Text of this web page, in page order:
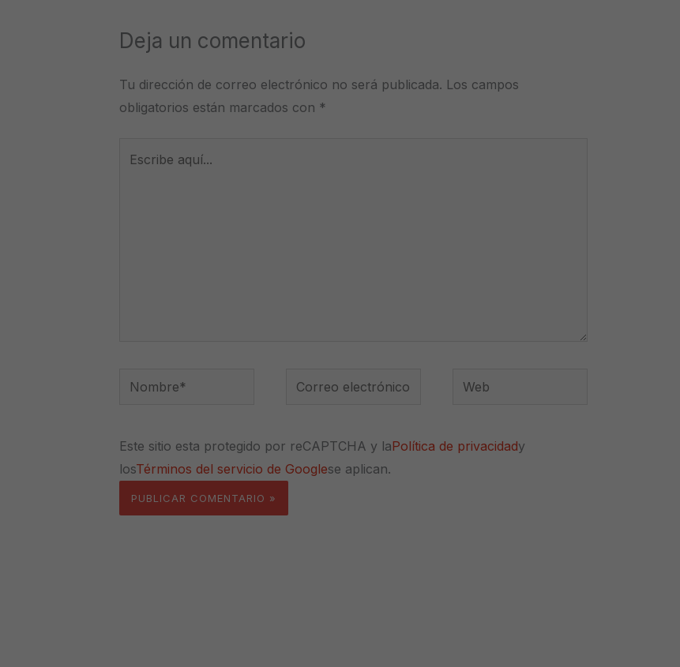
Deja un comentario
Tu dirección de correo electrónico no será publicada. Los campos
obligatorios están marcados con *
Nombre*
Correo
Web
Este sitio esta protegido por reCAPTCHA y laPolítica de privacidady
losTérminos del servicio de Googlese aplican.